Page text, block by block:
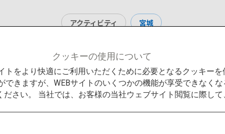
アクティビティ 宮城
松島湾めぐり
クッキーの使用について
トをより快適にご利用いただくために必要となるクッキー
きますが、WEBサイトのいくつかの機能が享受できなく
ださい。 当社では、お客様の当社ウェブサイト閲覧に際し